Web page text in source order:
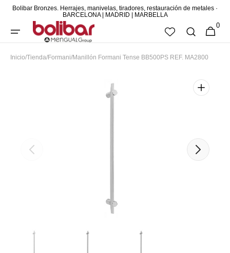
CONTENIDO
Bolibar Bronzes. Herrajes, manivelas, tiradores, restauración de metales ·
BARCELONA | MADRID | MARBELLA
CESTA
0
Inicio/Tienda/Formani/Manillón Formani Tense BB500PS REF. MA2800
galería